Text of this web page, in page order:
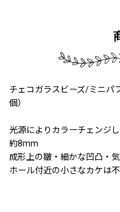
チェコガラスビーズ/ミニパ
個）
光源によりカラーチェンジし
約8mm
成形上の皺・細かな凹凸・
ホール付近の小さなカケは